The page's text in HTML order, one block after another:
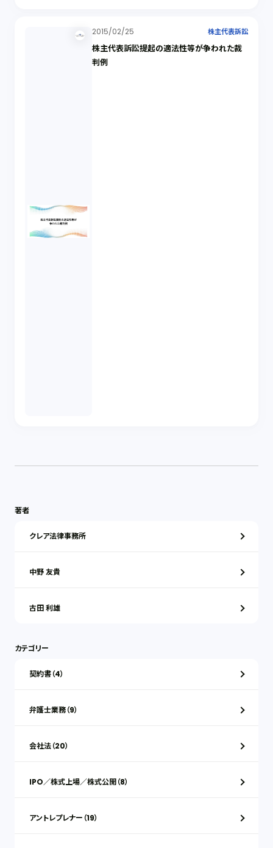
2015/02/25 株主代表訴訟
株主代表訴訟提起の適法性等が争われた裁
判例
著者
クレア法律事務所
中野 友貴
古田 利雄
カテゴリー
契約書（4）
弁護士業務（9）
会社法（20）
IPO／株式上場／株式公開（8）
アントレプレナー（19）